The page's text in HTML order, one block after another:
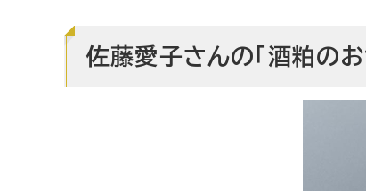
佐藤愛子さんの「酒粕の